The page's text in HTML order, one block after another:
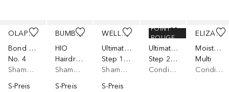
OLAPLEX
Bond Maintenance
No. 4
Shampoo
S-Preis
BUMBLE AND BUMBLE.
HIO
Hairdresser's Invisible Oil Shampoo
Shampoo
S-Preis
WELLA PROFESSIONALS
Ultimate Color
Step 1 | Sulfatfrei, mit Glycine & B5
Shampoo
S-Preis
WELLA PROFESSIONALS
Ultimate Smooth
Step 2 | mit Squalane & Omega-9
Conditioner
POINT
ROUGE
ELIZABETA ZEFI
Moisturizing
Multi
Conditioner